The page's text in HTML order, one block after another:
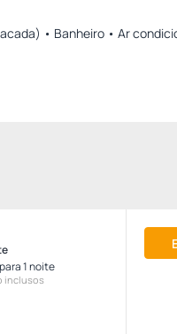
• Banheiro • Ar
para 1 noite
inclusos